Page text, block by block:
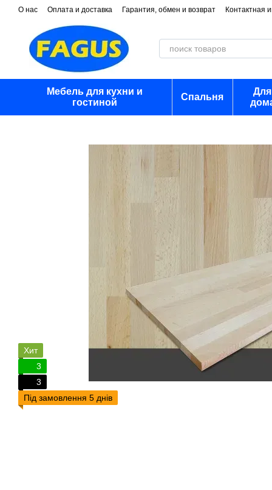
Перейти к основному контенту
О нас Оплата и доставка Гарантия, обмен и возврат Контактная
Мебель для кухни и
гостиной
Спальня
Для
Хит
3
3
Під замовлення 5 днів